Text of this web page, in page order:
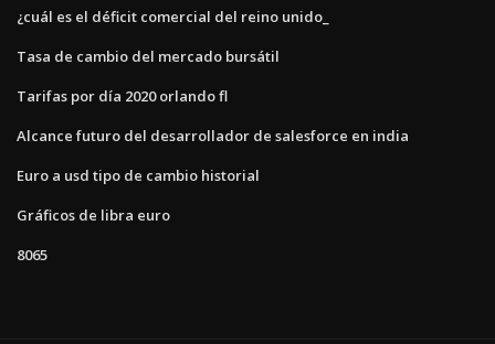
¿cuál es el déficit comercial del reino unido_
Tasa de cambio del mercado bursátil
Tarifas por día 2020 orlando fl
Alcance futuro del desarrollador de salesforce en india
Euro a usd tipo de cambio historial
Gráficos de libra euro
8065